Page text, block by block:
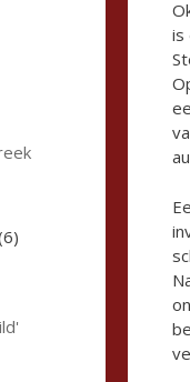
is